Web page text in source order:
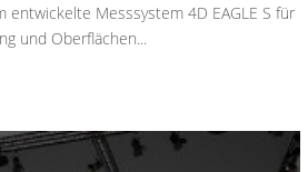
entwickelte Messsystem 4D EAGLE S für
und Oberflächen...